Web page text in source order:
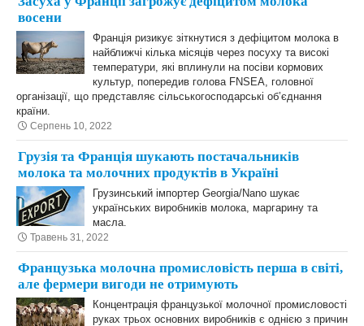
восени
Франція ризикує зіткнутися з дефіцитом молока в
найближчі кілька місяців через посуху та високі
температури, які вплинули на посіви кормових
культур, попередив голова FNSEA, головної
організації, що представляє сільськогосподарські об’єднання
країни.
Серпень 10, 2022
Грузія та Франція шукають постачальників
молока та молочних продуктів в Україні
Грузинський імпортер Georgia/Nano шукає
українських виробників молока, маргарину та
масла.
Травень 31, 2022
Французька молочна промисловість перша в світі,
але фермери вигоди не отримують
Концентрація французької молочної промисловості
руках трьох основних виробників є однією з причин